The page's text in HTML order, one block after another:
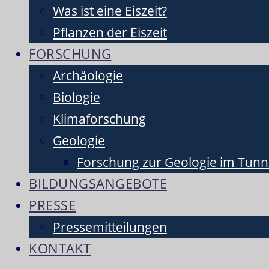
Was ist eine Eiszeit?
Pflanzen der Eiszeit
FORSCHUNG
Archäologie
Biologie
Klimaforschung
Geologie
Forschung zur Geologie im
BILDUNGSANGEBOTE
PRESSE
Pressemitteilungen
KONTAKT